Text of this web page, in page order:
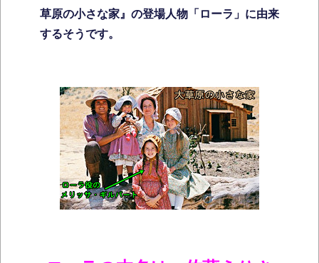
草原の小さな家』の登場人物「ローラ」に由来
するそうです。